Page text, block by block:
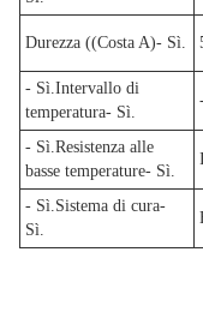
Durezza ((Costa A)- Sì.
- Sì. Intervallo di
temperatura- Sì.
- Sì. Resistenza alle
basse temperature- Sì.
- Sì. Sistema di cura-
Sì.